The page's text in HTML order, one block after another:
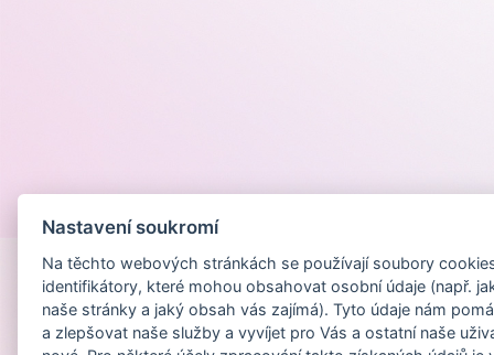
Nastavení soukromí
Na těchto webových stránkách se používají soubory
identifikátory, které mohou obsahovat osobní údaje (např.
naše stránky a jaký obsah vás zajímá). Tyto údaje nám
a zlepšovat naše služby a vyvíjet pro Vás a ostatní naše